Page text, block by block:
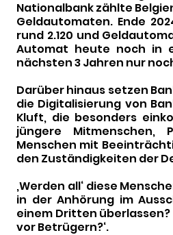
Nationalbank zählte
Geldautomaten. Ende
rund 2.120 und
Automat heute noch in
nächsten 3 Jahren nur
Darüber hinaus setzen
die Digitalisierung von
Kluft, die besonders
jüngere Mitmenschen,
Menschen mit
den Zuständigkeiten der
‚Werden all‘ diese
in der Anhörung im
einem Dritten
vor Betrügern?‘.